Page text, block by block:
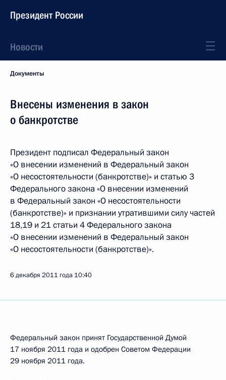
Президент России
Новости
Документы
Внесены изменения в закон
о банкротстве
Президент подписал Федеральный закон
«О внесении изменений в Федеральный закон
«О несостоятельности (банкротстве)» и статью 3
Федерального закона «О внесении изменений
в Федеральный закон «О несостоятельности
(банкротстве)» и признании утратившими силу частей
18,19 и 21 статьи 4 Федерального закона
«О внесении изменений в Федеральный закон
«О несостоятельности (банкротстве)».
6 декабря 2011 года 10:40
Федеральный закон принят Государственной Думой
17 ноября 2011 года и одобрен Советом Федерации
29 ноября 2011 года.